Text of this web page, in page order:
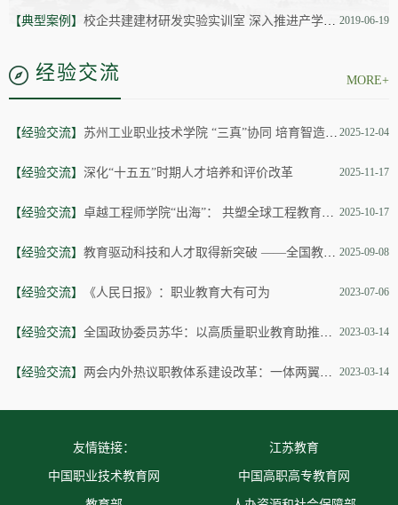
【典型案例】 2019-06-19
校企共建建材研发实验实训室 深入推进产学研合作
经验交流 MORE+
【经验交流】 2025-12-04
苏州工业职业技术学院 “三真”协同 培育智造工匠人才
【经验交流】 2025-11-17
深化“十五五”时期人才培养和评价改革
【经验交流】 2025-10-17
卓越工程师学院“出海”： 共塑全球工程教育新生态
【经验交流】 2025-09-08
教育驱动科技和人才取得新突破 ——全国教育大会教育改革新成效述评之二
【经验交流】 2023-07-06
《人民日报》：职业教育大有可为
【经验交流】 2023-03-14
全国政协委员苏华：以高质量职业教育助推经济社会高质量发展
【经验交流】 2023-03-14
两会内外热议职教体系建设改革：一体两翼带动职教提质升级
友情链接： 江苏教育
中国职业技术教育网 中国高职高专教育网